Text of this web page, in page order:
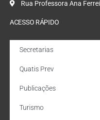
Rua Professora Ana
ACESSO RÁPIDO
Secretarias
Quatis Prev
Publicações
Turismo